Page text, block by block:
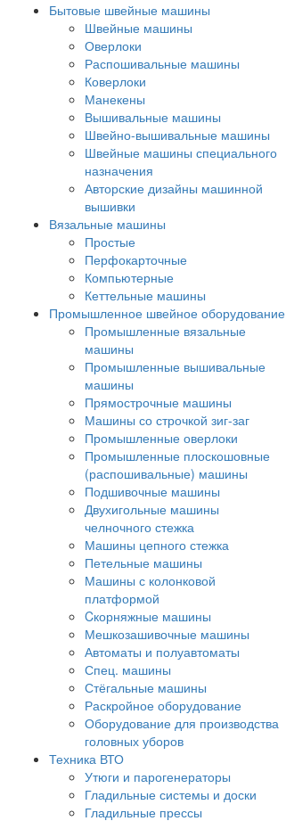
Бытовые швейные машины
Швейные машины
Оверлоки
Распошивальные машины
Коверлоки
Манекены
Вышивальные машины
Швейно-вышивальные машины
Швейные машины специального
назначения
Авторские дизайны машинной
вышивки
Вязальные машины
Простые
Перфокарточные
Компьютерные
Кеттельные машины
Промышленное швейное оборудование
Промышленные вязальные
машины
Промышленные вышивальные
машины
Прямострочные машины
Машины со строчкой зиг-заг
Промышленные оверлоки
Промышленные плоскошовные
(распошивальные) машины
Подшивочные машины
Двухигольные машины
челночного стежка
Машины цепного стежка
Петельные машины
Машины с колонковой
платформой
Cкорняжные машины
Мешкозашивочные машины
Автоматы и полуавтоматы
Спец. машины
Стёгальные машины
Раскройное оборудование
Оборудование для производства
головных уборов
Техника ВТО
Утюги и парогенераторы
Гладильные системы и доски
Гладильные прессы